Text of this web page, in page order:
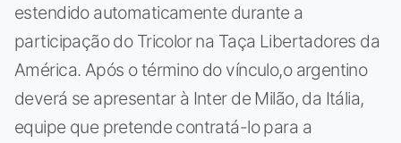
estendido automaticamente durante a
participação do Tricolor na Taça Libertadores da
América. Após o término do vínculo,o argentino
deverá se apresentar à Inter de Milão, da Itália,
equipe que pretende contratá-lo para a